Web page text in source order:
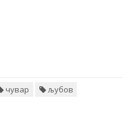
чувар
љубов